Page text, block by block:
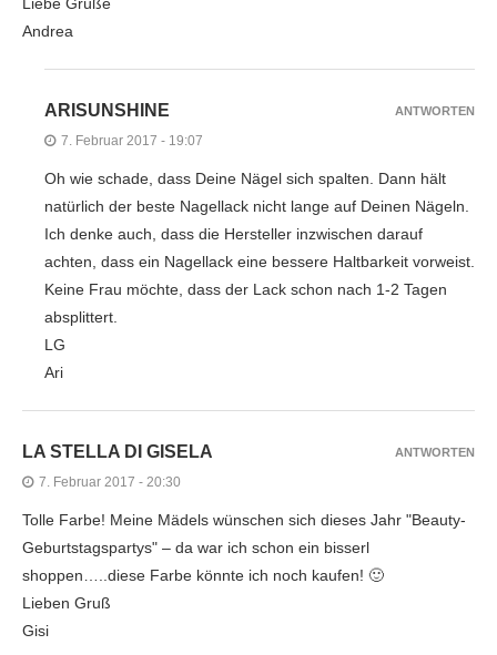
Andrea
ARISUNSHINE
7. Februar 2017 - 19:07
Oh wie schade, dass Deine Nägel sich spalten. Dann hält
natürlich der beste Nagellack nicht lange auf Deinen Nägeln.
Ich denke auch, dass die Hersteller inzwischen darauf
achten, dass ein Nagellack eine bessere Haltbarkeit vorweist.
Keine Frau möchte, dass der Lack schon nach 1-2 Tagen
absplittert.
LG
Ari
ANTWORTEN
LA STELLA DI GISELA
7. Februar 2017 - 20:30
Tolle Farbe! Meine Mädels wünschen sich dieses Jahr "Beauty-
Geburtstagspartys" – da war ich schon ein bisserl
shoppen…..diese Farbe könnte ich noch kaufen! 🙂
Lieben Gruß
Gisi
ANTWORTEN